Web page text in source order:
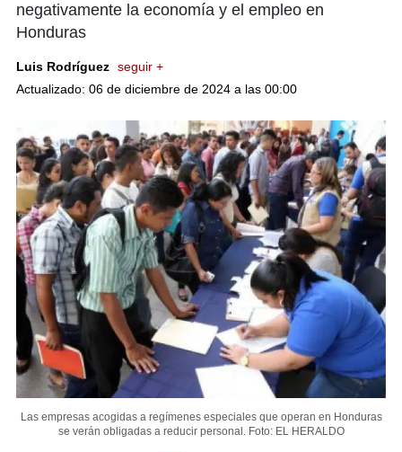
negativamente la economía y el empleo en
Honduras
Luis Rodríguez seguir +
Actualizado: 06 de diciembre de 2024 a las 00:00
Las empresas acogidas a regímenes especiales que operan en Honduras
se verán obligadas a reducir personal. Foto: EL HERALDO